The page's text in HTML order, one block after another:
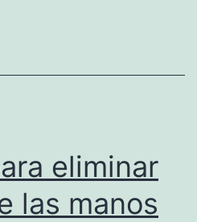
eliminar
las manos